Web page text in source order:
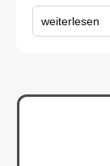
weiterlesen